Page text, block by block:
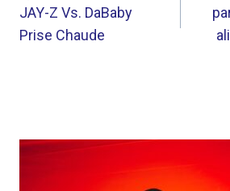
JAY-Z Vs. DaBaby
Prise Chaude